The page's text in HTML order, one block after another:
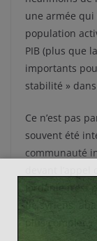
une armée
population
PIB (plus que
importants
stabilité »
Ce n’est pas
souvent été
communauté
Jordanie
de syriens,
plus complet.